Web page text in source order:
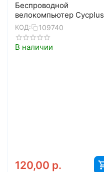
Беспроводной
велокомпьютер Cycplus
G1 Mini с GPS
КОД: 109740
В наличии
120,00 р.